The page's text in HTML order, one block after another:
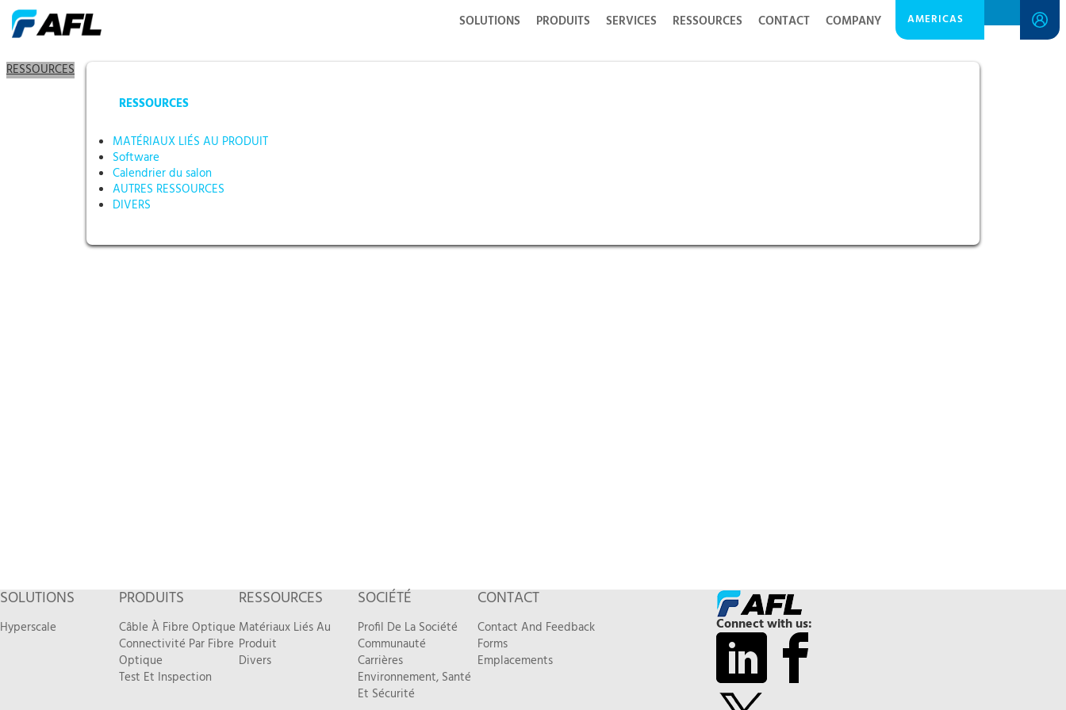
SOLUTIONS PRODUITS SERVICES RESSOURCES CONTACT COMPANY AMERICAS
RESSOURCES
RESSOURCES
MATÉRIAUX LIÉS AU PRODUIT
Software
Calendrier du salon
AUTRES RESSOURCES
DIVERS
SOLUTIONS
Hyperscale
PRODUITS
Câble À Fibre Optique
Connectivité Par Fibre
Optique
Test Et Inspection
RESSOURCES
Matériaux Liés Au
Produit
Divers
SOCIÉTÉ
Profil De La Société
Communauté
Carrières
Environnement, Santé
Et Sécurité
CONTACT
Contact And Feedback
Forms
Emplacements
Connect with us: